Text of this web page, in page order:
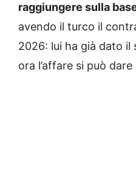
raggiungere sulla
avendo il turco il
2026: lui ha già dato il
ora l’affare si può